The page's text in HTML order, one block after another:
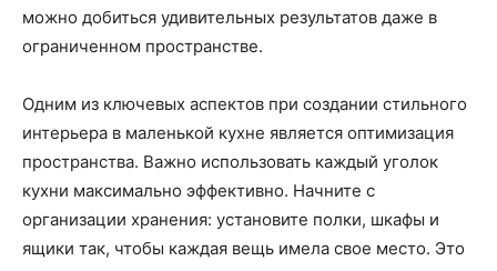
можно добиться удивительных результатов даже в
ограниченном пространстве.
Одним из ключевых аспектов при создании стильного
интерьера в маленькой кухне является оптимизация
пространства. Важно использовать каждый уголок
кухни максимально эффективно. Начните с
организации хранения: установите полки, шкафы и
ящики так, чтобы каждая вещь имела свое место. Это